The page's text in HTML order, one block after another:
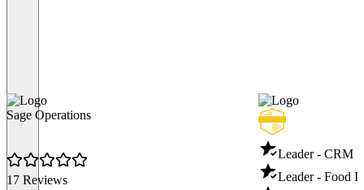
Sage Operations
17 Reviews
Leader - CRM
Leader - Food